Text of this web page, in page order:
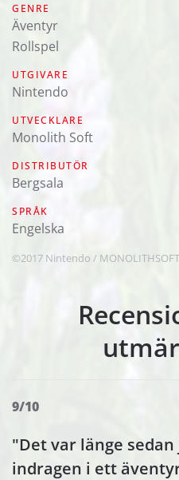
GENRE
Äventyr
Rollspel
UTGIVARE
Nintendo
UTVECKLARE
Monolith Soft
DISTRIBUTÖR
Bergsala
SPRÅK
engelska
©2017 Nintendo / MONOLITHSOFT
9/10
"Det var länge
indragen i ett